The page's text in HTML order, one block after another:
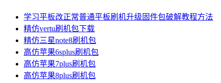
学习平板改正常普通平板刷机升级固件包破解教程方法
精仿vertu刷机包下载
精仿三星note8刷机包
高仿苹果6splus刷机包
高仿苹果7plus刷机包
高仿苹果8plus刷机包